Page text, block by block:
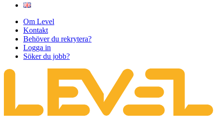
Om Level
Kontakt
Behöver du rekrytera?
Logga in
Söker du jobb?